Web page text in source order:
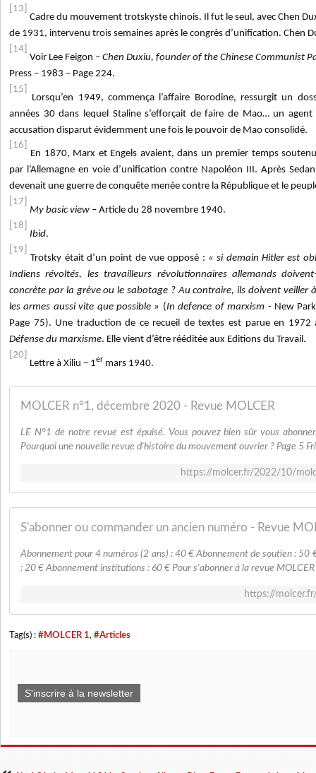
[13]
Cadre du mouvement trotskyste chinois. Il fut le seul, avec Chen
de 1931, intervenu trois semaines après le congrès d’unification. Chen
[14]
Voir Lee Feigon – Chen Duxiu, founder of the Chinese Communist
Press – 1983 – Page 224.
[15]
Lorsqu’en 1949, commença l’affaire Borodine, ressurgit un
années 30 dans lequel Staline s’efforçait de faire de Mao… un
accusation disparut évidemment une fois le pouvoir de Mao consolidé.
[16]
En 1870, Marx et Engels avaient, dans un premier temps
par l’Allemagne en voie d’unification contre Napoléon III. Après
devenait une guerre de conquête menée contre la République et le
[17]
My basic view – Article du 28 novembre 1940.
[18]
Ibid.
[19]
Trotsky était d’un point de vue opposé : « si demain Hitler est
Indiens révoltés, les travailleurs révolutionnaires allemands
concrète par la grève ou le sabotage ? Au contraire, ils doivent veiller
les armes aussi vite que possible » ( In defence of marxism - New
Page 75). Une traduction de ce recueil de textes est parue en 1972
Défense du marxisme. Elle vient d’être rééditée aux Editions du Travail.
[20]
Lettre à Xiliu – 1er mars 1940.
MOLCER n°1, décembre 2020 - Revue MOLCER
LE N°1 de notre revue est épuisé. Vous pouvez bien sûr vous
Pourquoi une nouvelle revue d'histoire du mouvement ouvrier ? Page 5
https://molcer.fr/2022/10/
S'abonner ou commander un ancien numéro - Revue
Abonnement pour 4 numéros (2 ans) : 40 € Abonnement de soutien : 50
: 20 € Abonnement institutions : 60 € Pour s'abonner à la revue MOLCER
https://
Tag(s) : #MOLCER 1, #Articles
S'inscrire à la newsletter